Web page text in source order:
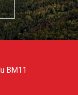
BM11